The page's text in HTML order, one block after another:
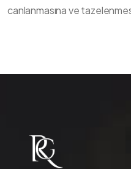
canlanmasına ve